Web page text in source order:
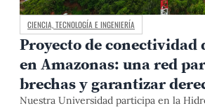
CIENCIA, TECNOLOGÍA E INGENIERÍA
Proyecto de conectividad
en Amazonas: una red
brechas y garantizar
Nuestra Universidad participa en la